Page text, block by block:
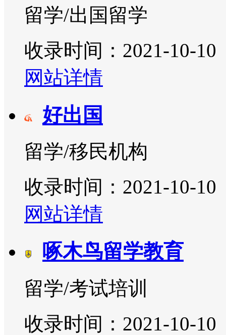
留学/出国留学
收录时间：2021-10-10
网站详情
好出国
留学/移民机构
收录时间：2021-10-10
网站详情
啄木鸟留学教育
留学/考试培训
收录时间：2021-10-10